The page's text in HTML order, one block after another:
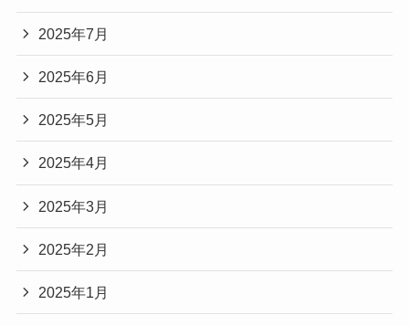
2025年7月
2025年6月
2025年5月
2025年4月
2025年3月
2025年2月
2025年1月